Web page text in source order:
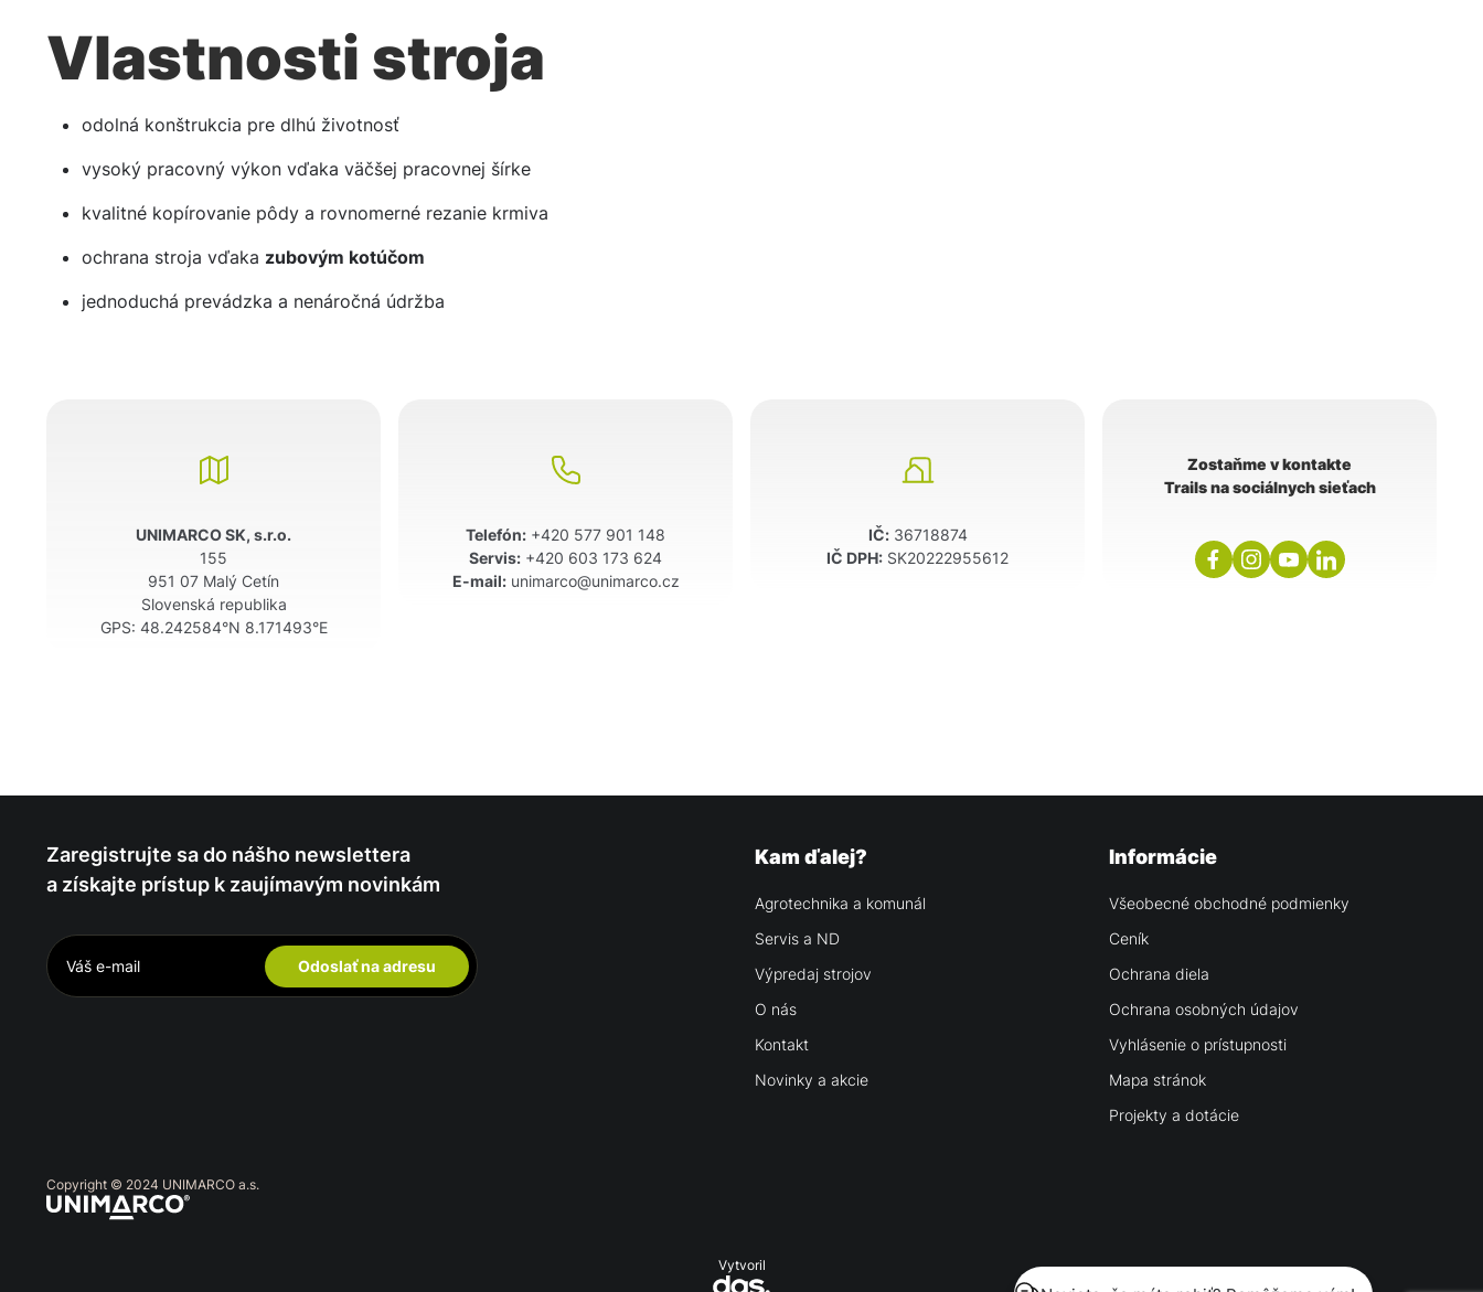
Vlastnosti stroja
odolná konštrukcia pre dlhú životnosť
vysoký pracovný výkon vďaka väčšej pracovnej šírke
kvalitné kopírovanie pôdy a rovnomerné rezanie krmiva
ochrana stroja vďaka zubovým kotúčom
jednoduchá prevádzka a nenáročná údržba
UNIMARCO SK, s.r.o.
155
951 07 Malý Cetín
Slovenská republika
GPS: 48.242584°N 8.171493°E
Telefón: +420 577 901 148
Servis: +420 603 173 624
E-mail: unimarco@unimarco.cz
IČ:36718874
IČ DPH: SK20222955612
Zostaňme v kontakte
Trails na sociálnych sieťach
Zaregistrujte sa do nášho newslettera
a získajte prístup k zaujímavým novinkám
Odoslať na adresu
Kam ďalej?
Agrotechnika a komunál
Servis a ND
Výpredaj strojov
O nás
Kontakt
Novinky a akcie
Informácie
Všeobecné obchodné podmienky
Ceník
Ochrana diela
Ochrana osobných údajov
Vyhlásenie o prístupnosti
Mapa stránok
Projekty a dotácie
Copyright © 2024 UNIMARCO a.s.
Vytvoril